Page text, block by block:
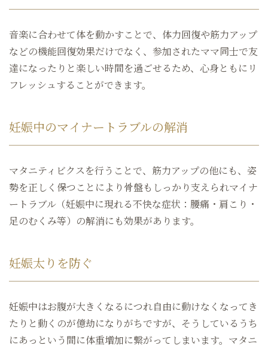
音楽に合わせて体を動かすことで、体力回復や筋力アップ
などの機能回復効果だけでなく、参加されたママ同士で友
達になったりと楽しい時間を過ごせるため、心身ともにリ
フレッシュすることができます。
妊娠中のマイナートラブルの解消
マタニティビクスを行うことで、筋力アップの他にも、姿
勢を正しく保つことにより骨盤もしっかり支えられマイナ
ートラブル（妊娠中に現れる不快な症状：腰痛・肩こり・
足のむくみ等）の解消にも効果があります。
妊娠太りを防ぐ
妊娠中はお腹が大きくなるにつれ自由に動けなくなってき
たりと動くのが億劫になりがちですが、そうしているうち
にあっという間に体重増加に繋がってしまいます。マタニ